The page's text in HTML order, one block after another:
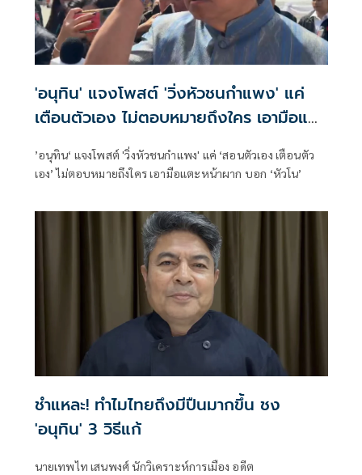
'อนุทิน' แจงโพสต์ 'วิ่งหัวชนกำแพง' แค่
เตือนตัวเอง ไม่ตอบหมายถึงใคร เอามือแตะ
หน้าผากบอก 'หัวโน'
’อนุทิน‘ แจงโพสต์ 'วิ่งหัวชนกำแพง' แค่ ‘สอนตัวเอง เตือนตัว
เอง’ ไม่ตอบหมายถึงใคร เอามือแตะหน้าผาก บอก ‘หัวโน’
ชำแหละ! ทำไมไทยถึงมีปืนมากขึ้น ชง
'อนุทิน' 3 วิธีแก้
นายเทพไท เสนพงศ์ นักวิเคราะห์การเมือง อดีต